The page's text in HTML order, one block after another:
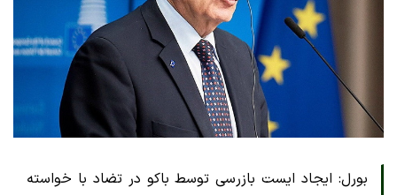
بورل: ایجاد ایست بازرسی توسط باکو در تضاد با خواسته